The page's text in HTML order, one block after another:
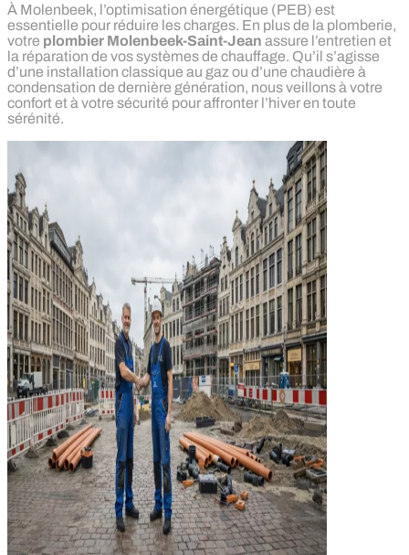
À Molenbeek, l’optimisation énergétique (PEB) est
essentielle pour réduire les charges. En plus de la plomberie,
votre plombier Molenbeek-Saint-Jean assure l’entretien et
la réparation de vos systèmes de chauffage. Qu’il s’agisse
d’une installation classique au gaz ou d’une chaudière à
condensation de dernière génération, nous veillons à votre
confort et à votre sécurité pour affronter l’hiver en toute
sérénité.